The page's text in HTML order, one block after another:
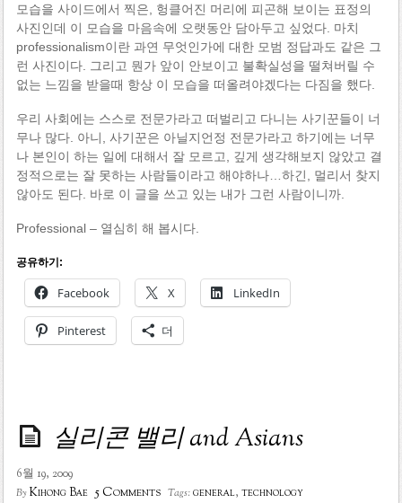
모습을 사이드에서 찍은, 헝클어진 머리에 피곤해 보이는 표정의
사진인데 이 모습을 마음속에 오랫동안 담아두고 싶었다. 마치
professionalism이란 과연 무엇인가에 대한 모범 정답과도 같은 그
런 사진이다. 그리고 뭔가 앞이 안보이고 불확실성을 떨쳐버릴 수
없는 느낌을 받을때 항상 이 모습을 떠올려야겠다는 다짐을 했다.
우리 사회에는 스스로 전문가라고 떠벌리고 다니는 사기꾼들이 너
무나 많다. 아니, 사기꾼은 아닐지언정 전문가라고 하기에는 너무
나 본인이 하는 일에 대해서 잘 모르고, 깊게 생각해보지 않았고 결
정적으로는 잘 못하는 사람들이라고 해야하나…하긴, 멀리서 찾지
않아도 된다. 바로 이 글을 쓰고 있는 내가 그런 사람이니까.
Professional – 열심히 해 봅시다.
공유하기:
Facebook X LinkedIn
Pinterest 더
실리콘 밸리 and Asians
6월 19, 2009
ByKihong Bae 5 Comments Tags:general, technology